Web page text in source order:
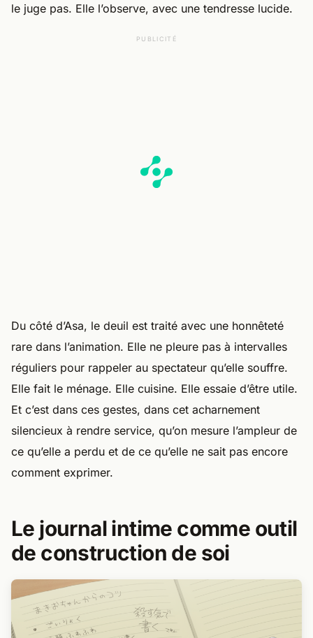
le juge pas. Elle l’observe, avec une tendresse lucide.
PUBLICITÉ
Du côté d’Asa, le deuil est traité avec une honnêteté
rare dans l’animation. Elle ne pleure pas à intervalles
réguliers pour rappeler au spectateur qu’elle souffre.
Elle fait le ménage. Elle cuisine. Elle essaie d’être utile.
Et c’est dans ces gestes, dans cet acharnement
silencieux à rendre service, qu’on mesure l’ampleur de
ce qu’elle a perdu et de ce qu’elle ne sait pas encore
comment exprimer.
Le journal intime comme outil
de construction de soi